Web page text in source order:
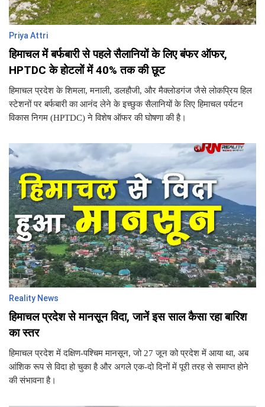
Priya Attri
हिमाचल में बर्फबारी से पहले सैलानियों के लिए बंफर ऑफर,
HPTDC के होटलों में 40% तक की छूट
हिमाचल प्रदेश के शिमला, मनाली, डलहौजी, और मैक्लोडगंज जैसे लोकप्रिय हिल
स्टेशनों पर बर्फबारी का आनंद लेने के इच्छुक सैलानियों के लिए हिमाचल पर्यटन
विकास निगम (HPTDC) ने विशेष ऑफर की घोषणा की है।
Reality News
हिमाचल प्रदेश से मानसून विदा, जानें इस साल कैसा रहा बारिश
का स्तर
हिमाचल प्रदेश में दक्षिण-पश्चिम मानसून, जो 27 जून को प्रदेश में आया था, अब
आंशिक रूप से विदा हो चुका है और अगले एक-दो दिनों में पूरी तरह से समाप्त होने
की संभावना है।